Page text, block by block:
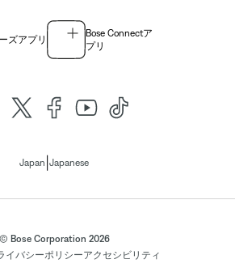
ズアプリ
Bose Connectア
プリ
Japan Japanese
© Bose Corporation 2026
イバシーポリシーアクセシビリティ